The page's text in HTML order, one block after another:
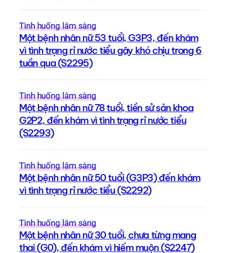
Tình huống lâm sàng
Một bệnh nhân nữ 53 tuổi, G3P3, đến khám
vì tình trạng rỉ nước tiểu gây khó chịu trong 6
tuần qua (S2295)
Tình huống lâm sàng
Một bệnh nhân nữ 78 tuổi, tiền sử sản khoa
G2P2, đến khám vì tình trạng rỉ nước tiểu
(S2293)
Tình huống lâm sàng
Một bệnh nhân nữ 50 tuổi (G3P3) đến khám
vì tình trạng rỉ nước tiểu (S2292)
Tình huống lâm sàng
Một bệnh nhân nữ 30 tuổi, chưa từng mang
thai (G0), đến khám vì hiếm muộn (S2247)